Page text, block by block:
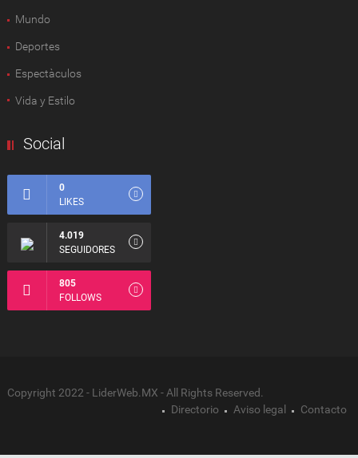
Mundo
Deportes
Espectàculos
Vida y Estilo
Social
0
LIKES
4.019
SEGUIDORES
805
FOLLOWS
Copyright 2022 - LiderWeb.MX - All Rights Reserved.
Directorio
Aviso legal Contacto